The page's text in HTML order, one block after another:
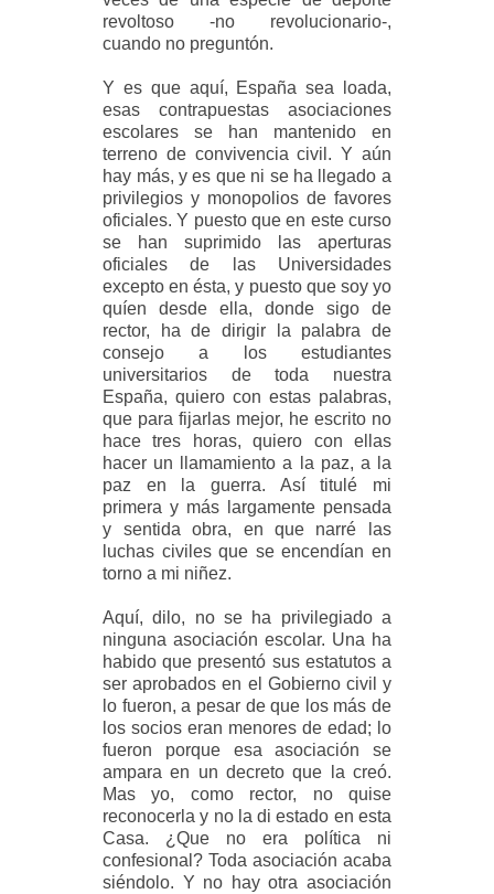
revoltoso -no revolucionario-,
cuando no preguntón.
Y es que aquí, España sea loada,
esas contrapuestas asociaciones
escolares se han mantenido en
terreno de convivencia civil. Y aún
hay más, y es que ni se ha llegado a
privilegios y monopolios de favores
oficiales. Y puesto que en este curso
se han suprimido las aperturas
oficiales de las Universidades
excepto en ésta, y puesto que soy yo
quíen desde ella, donde sigo de
rector, ha de dirigir la palabra de
consejo a los estudiantes
universitarios de toda nuestra
España, quiero con estas palabras,
que para fijarlas mejor, he escrito no
hace tres horas, quiero con ellas
hacer un llamamiento a la paz, a la
paz en la guerra. Así titulé mi
primera y más largamente pensada
y sentida obra, en que narré las
luchas civiles que se encendían en
torno a mi niñez.
Aquí, dilo, no se ha privilegiado a
ninguna asociación escolar. Una ha
habido que presentó sus estatutos a
ser aprobados en el Gobierno civil y
lo fueron, a pesar de que los más de
los socios eran menores de edad; lo
fueron porque esa asociación se
ampara en un decreto que la creó.
Mas yo, como rector, no quise
reconocerla y no la di estado en esta
Casa. ¿Que no era política ni
confesional? Toda asociación acaba
siéndolo. Y no hay otra asociación